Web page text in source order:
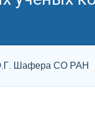
Ю.Г. Шафера СО РАН